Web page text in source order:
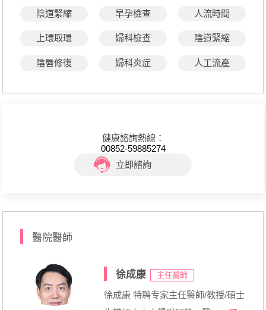
陰道緊縮 早孕檢查 人流時間
上環取環 婦科檢查 陰道緊縮
陰唇修復 婦科炎症 人工流產
健康諮詢熱線：
00852-59885274
立即諮詢
醫院醫師
徐成康 主任醫師
徐成康 特聘专家主任醫師/教授/碩士